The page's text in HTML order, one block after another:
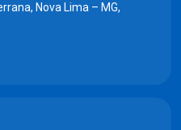
Nova Lima – MG,